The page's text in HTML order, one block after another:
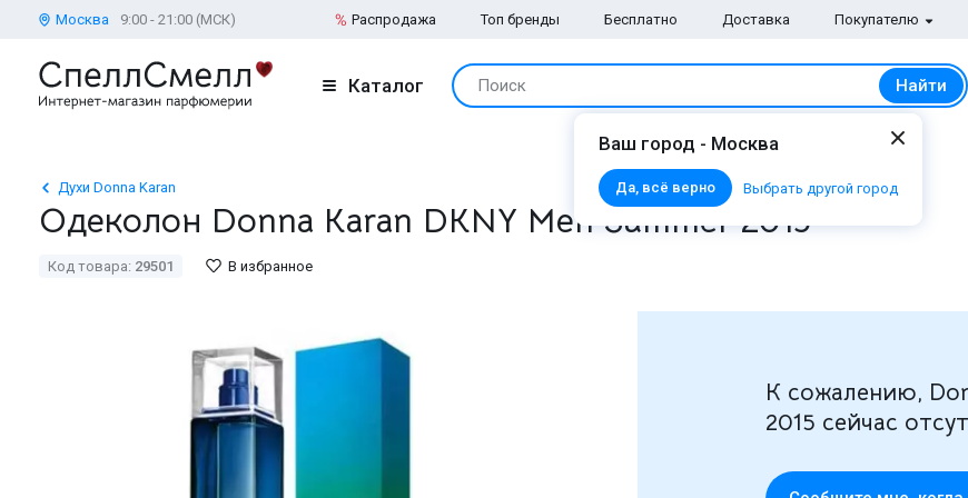
Москва 9:00 - 21:00 (МСК) Распродажа Топ бренды Бесплатно Доставка Покупателю
Каталог Поиск Найти
Ваш город - Москва
Да, всё верно Выбрать другой город
Духи Donna Karan
Одеколон Donna Karan DKNY Men Summer 2015
Код товара: 29501 В избранное
К сожалению,
2015 сейчас